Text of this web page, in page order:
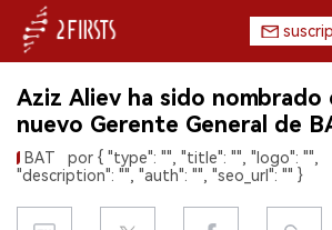
INICIO
EMPRESA
PRODUCTO
Aziz Aliev ha sido nombrado
nuevo Gerente General de
BAT
por { "type": "", "title": "", "logo": "",
"description": "", "auth": "", "seo_url": "" }